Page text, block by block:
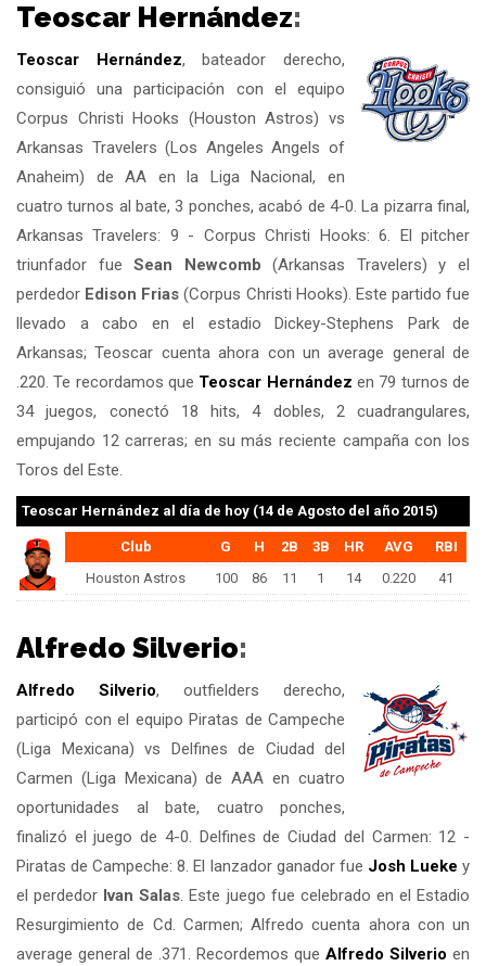
Teoscar Hernández:
Teoscar Hernández, bateador derecho,
consiguió una participación con el equipo
Corpus Christi Hooks (Houston Astros) vs
Arkansas Travelers (Los Angeles Angels of
Anaheim) de AA en la Liga Nacional, en
cuatro turnos al bate, 3 ponches, acabó de 4-0. La pizarra final,
Arkansas Travelers: 9 - Corpus Christi Hooks: 6. El pitcher
triunfador fueSean Newcomb (Arkansas Travelers) y el
perdedor Edison Frias (Corpus Christi Hooks). Este partido fue
llevado a cabo en el estadio Dickey-Stephens Park de
Arkansas; Teoscar cuenta ahora con un average general de
.220. Te recordamos que Teoscar Hernández en 79 turnos de
34 juegos, conectó 18 hits, 4 dobles, 2 cuadrangulares,
empujando 12 carreras; en su más reciente campaña con los
Toros del Este.
Teoscar Hernández al día de hoy (14 de Agosto del año 2015)
Club G H 2B 3B HR AVG
RBI
Houston Astros
100 86 11 1 14 0.220 41
Alfredo Silverio:
Alfredo Silverio, outfielders derecho,
participó con el equipo Piratas de Campeche
(Liga Mexicana) vs Delfines de Ciudad del
Carmen (Liga Mexicana) de AAA en cuatro
oportunidades al bate, cuatro ponches,
finalizó el juego de 4-0. Delfines de Ciudad del Carmen: 12 -
Piratas de Campeche: 8. El lanzador ganador fue Josh Lueke y
el perdedor Ivan Salas. Este juego fue celebrado en el Estadio
Resurgimiento de Cd. Carmen; Alfredo cuenta ahora con un
average general de .371. Recordemos que Alfredo Silverio en